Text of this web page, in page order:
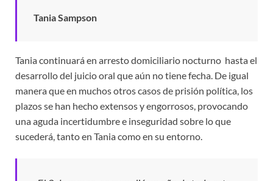
Tania Sampson
Tania continuará en arresto domiciliario nocturno hasta el
desarrollo del juicio oral que aún no tiene fecha. De igual
manera que en muchos otros casos de prisión política, los
plazos se han hecho extensos y engorrosos, provocando
una aguda incertidumbre e inseguridad sobre lo que
sucederá, tanto en Tania como en su entorno.